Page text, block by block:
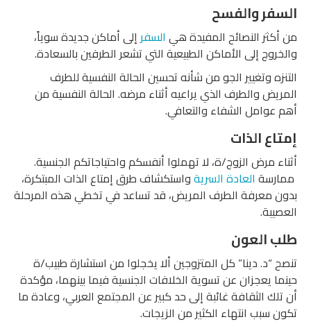
السفر والفسح
من أكثر النصائح المفيدة هي السفرإلى أماكن جديدة سوياً،
والخروج إلى الأماكن الطبيعية التي تشعر الطرفين بالسعادة.
التنزه وتغيير الجو من شأنه تحسين الحالة النفسية للطرف
المريض والطرف الذي يراعيه أثناء مرضه. الحالة النفسية من
أهم عوامل الشفاء والتعافي.
إمتاع الذات
أثناء مرض الزوج/ة، لا تهملوا أنفسكم واحتياجاتكم الجنسية.
ممارسة العادة السريةواستكشاف طرق إمتاع الذات المبتكرة،
بدون معرفة الطرف المريض، قد تساعد في تخطي هذه المرحلة
العصيبة.
طلب العون
تنصح “د. دينا” كل المتزوجين ألا يخجلوا من استشارة طبيب/ة
حينما يعجزان عن تسوية الخلافات الجنسية فيما بينهما، مؤكدة
أن تلك الثقافة غائبة إلى حد كبير عن المجتمع العربي، وعادة ما
تكون سبب انتهاء الكثير من الزيجات.